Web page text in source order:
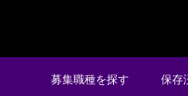
募集職種を探す 保存